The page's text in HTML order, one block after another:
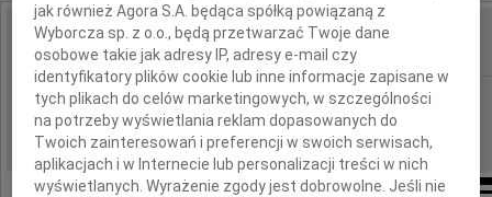
IMIĘ I NAZWISKO:
REGION: Rzeszów
DATA EMISJI: 17.01.2011
jak również Agora S.A. będąca spółką powiązaną z
Wyborcza sp. z o.o., będą przetwarzać Twoje dane
osobowe takie jak adresy IP, adresy e-mail czy
identyfikatory plików cookie lub inne informacje zapisane w
tych plikach do celów marketingowych, w szczególności
na potrzeby wyświetlania reklam dopasowanych do
Twoich zainteresowań i preferencji w swoich serwisach,
aplikacjach i w Internecie lub personalizacji treści w nich
wyświetlanych. Wyrażenie zgody jest dobrowolne. Jeśli nie